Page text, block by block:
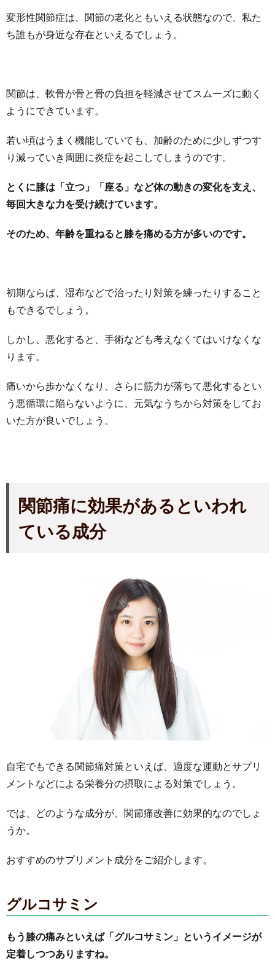
変形性関節症は、関節の老化ともいえる状態なので、私た
ち誰もが身近な存在といえるでしょう。
関節は、軟骨が骨と骨の負担を軽減させてスムーズに動く
ようにできています。
若い頃はうまく機能していても、加齢のために少しずつす
り減っていき周囲に炎症を起こしてしまうのです。
とくに膝は「立つ」「座る」など体の動きの変化を支え、
毎回大きな力を受け続けています。
そのため、年齢を重ねると膝を痛める方が多いのです。
初期ならば、湿布などで治ったり対策を練ったりすること
もできるでしょう。
しかし、悪化すると、手術なども考えなくてはいけなくな
ります。
痛いから歩かなくなり、さらに筋力が落ちて悪化するとい
う悪循環に陥らないように、元気なうちから対策をしてお
いた方が良いでしょう。
関節痛に効果があるといわれ
ている成分
自宅でもできる関節痛対策といえば、適度な運動とサプリ
メントなどによる栄養分の摂取による対策でしょう。
では、どのような成分が、関節痛改善に効果的なのでしょ
うか。
おすすめのサプリメント成分をご紹介します。
グルコサミン
もう膝の痛みといえば「グルコサミン」というイメージが
定着しつつありますね。